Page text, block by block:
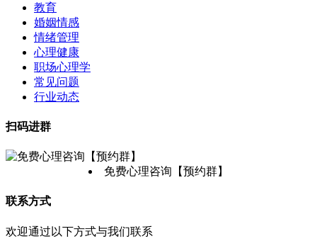
教育
婚姻情感
情绪管理
心理健康
职场心理学
常见问题
行业动态
扫码进群
免费心理咨询【预约群】
联系方式
欢迎通过以下方式与我们联系